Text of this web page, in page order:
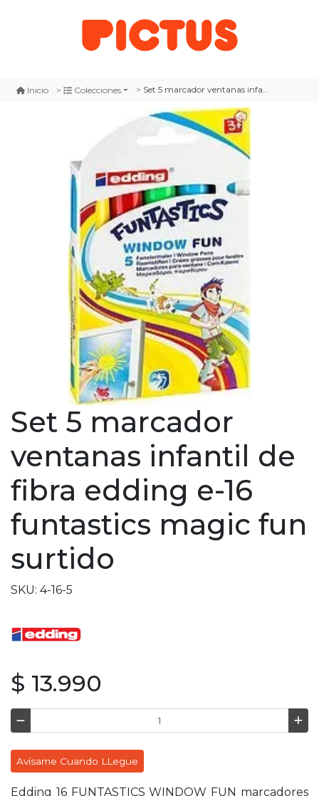
Inicio Colecciones Set 5 marcador ventanas infantil de fibra edding e-16 funtastics magic fun surtido
Set 5 marcador
ventanas infantil de
fibra edding e-16
funtastics magic fun
surtido
SKU: 4-16-5
$ 13.990
Avísame Cuando LLegue
Edding 16 FUNTASTICS WINDOW FUN marcadores